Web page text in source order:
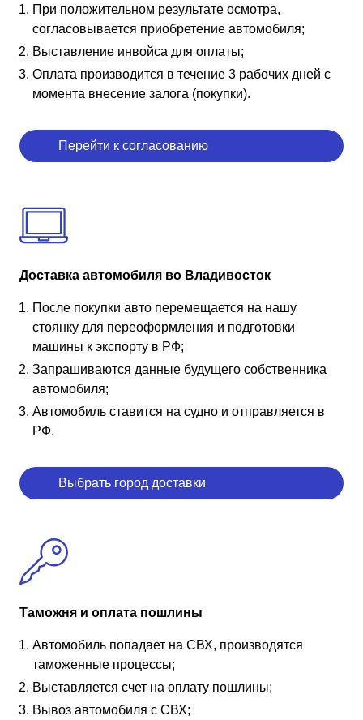
При положительном результате осмотра,
согласовывается приобретение автомобиля;
Выставление инвойса для оплаты;
Оплата производится в течение 3 рабочих дней с
момента внесение залога (покупки).
Перейти к согласованию
Доставка автомобиля во Владивосток
После покупки авто перемещается на нашу
стоянку для переоформления и подготовки
машины к экспорту в РФ;
Запрашиваются данные будущего собственника
автомобиля;
Автомобиль ставится на судно и отправляется в
РФ.
Выбрать город доставки
Таможня и оплата пошлины
Автомобиль попадает на СВХ, производятся
таможенные процессы;
Выставляется счет на оплату пошлины;
Вывоз автомобиля с СВХ;